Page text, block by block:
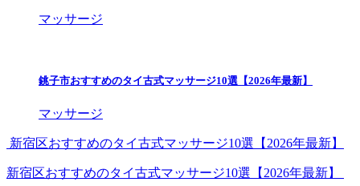
マッサージ
銚子市おすすめのタイ古式マッサージ10選【2026年最新】
マッサージ
新宿区おすすめのタイ古式マッサージ10選【2026年最新】
新宿区おすすめのタイ古式マッサージ10選【2026年最新】